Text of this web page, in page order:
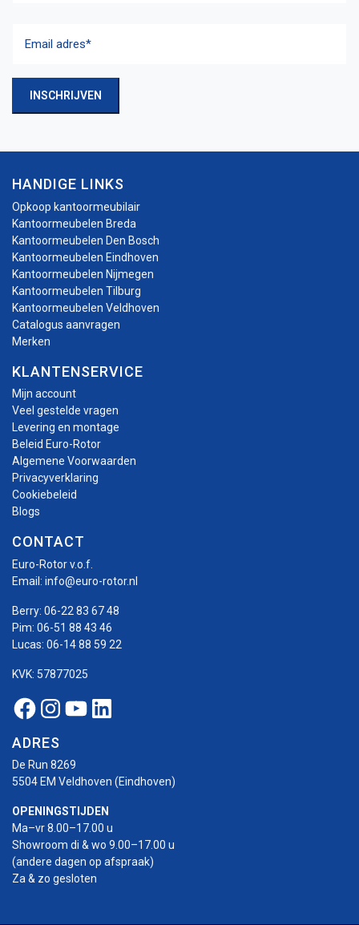
adres(Vereist)
INSCHRIJVEN
HANDIGE LINKS
Opkoop kantoormeubilair
Kantoormeubelen Breda
Kantoormeubelen Den Bosch
Kantoormeubelen Eindhoven
Kantoormeubelen Nijmegen
Kantoormeubelen Tilburg
Kantoormeubelen Veldhoven
Catalogus aanvragen
Merken
KLANTENSERVICE
Mijn account
Veel gestelde vragen
Levering en montage
Beleid Euro-Rotor
Algemene Voorwaarden
Privacyverklaring
Cookiebeleid
Blogs
CONTACT
Euro-Rotor v.o.f.
Email: info@euro-rotor.nl
Berry: 06-22 83 67 48
Pim: 06-51 88 43 46
Lucas: 06-14 88 59 22
KVK: 57877025
Facebook Euro-rotor
Instagram Euro-rotor
Youtube Euro-rotor
Linkedin Euro-rotor
ADRES
De Run 8269
5504 EM Veldhoven (Eindhoven)
OPENINGSTIJDEN
Ma–vr 8.00–17.00 u
Showroom di & wo 9.00–17.00 u
(andere dagen op afspraak)
Za & zo gesloten